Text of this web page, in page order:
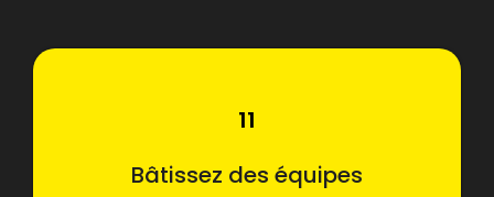
11
Bâtissez des équipes